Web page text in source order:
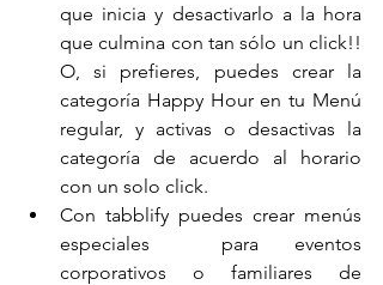
que inicia y desactivarlo a la hora
que culmina con tan sólo un click!!
O, si prefieres, puedes crear la
categoría Happy Hour en tu Menú
regular, y activas o desactivas la
categoría de acuerdo al horario
con un solo click.
Con tabblify puedes crear menús
especiales  para eventos
corporativos o familiares de